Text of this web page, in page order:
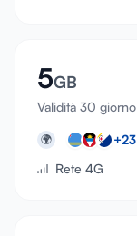
5GB
Validità 30 giorno
🌍 +23
Rete 4G